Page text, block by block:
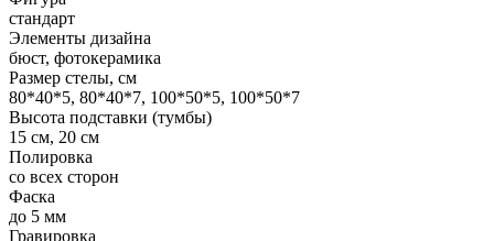
стандарт
Элементы дизайна
бюст, фотокерамика
Размер стелы, см
80*40*5, 80*40*7, 100*50*5, 100*50*7
Высота подставки (тумбы)
15 см, 20 см
Полировка
со всех сторон
Фаска
до 5 мм
Гравировка